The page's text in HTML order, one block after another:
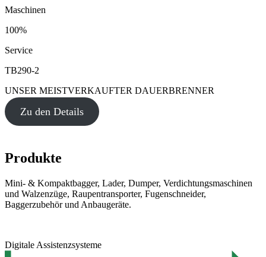
Maschinen
100%
Service
TB290-2
UNSER MEISTVERKAUFTER DAUERBRENNER
Zu den Details
Produkte
Mini- & Kompaktbagger, Lader, Dumper, Verdichtungsmaschinen
und Walzenzüge, Raupentransporter, Fugenschneider,
Baggerzubehör und Anbaugeräte.
Digitale Assistenzsysteme